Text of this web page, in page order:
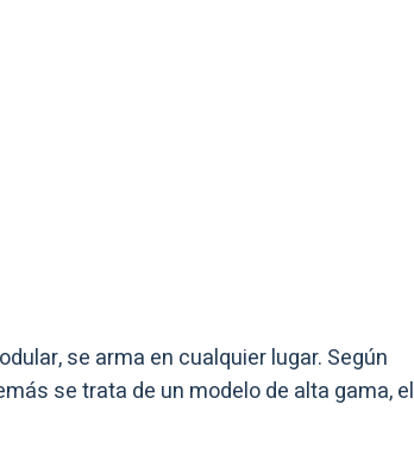
se arma en cualquier lugar. Según
se trata de un modelo de alta gama, el